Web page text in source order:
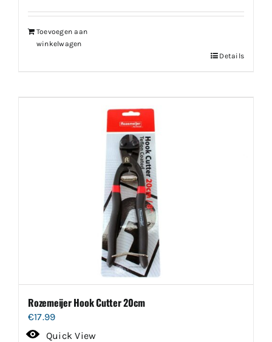
Toevoegen aan
winkelwagen
Details
Rozemeijer Hook Cutter 20cm
€17.99
Quick View